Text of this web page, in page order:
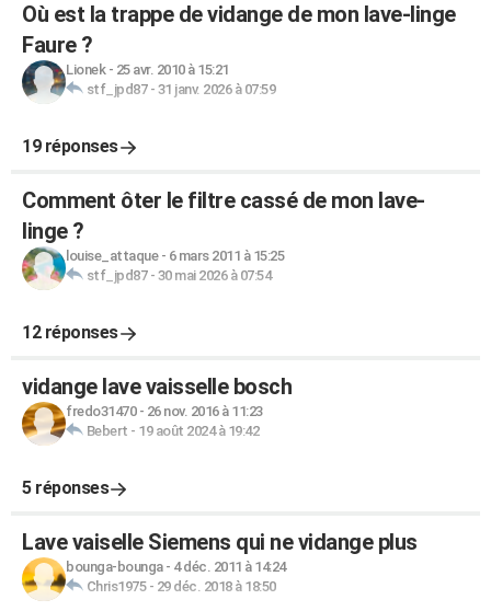
Où est la trappe de vidange de mon lave-linge
Faure ?
Lionek- 25 avr. 2010 à 15:21
stf_jpd87- 31 janv. 2026 à 07:59
19 réponses
Comment ôter le filtre cassé de mon lave-
linge ?
louise_attaque- 6 mars 2011 à 15:25
stf_jpd87- 30 mai 2026 à 07:54
12 réponses
vidange lave vaisselle bosch
fredo31470- 26 nov. 2016 à 11:23
Bebert - 19 août 2024 à 19:42
5 réponses
Lave vaiselle Siemens qui ne vidange plus
bounga-bounga- 4 déc. 2011 à 14:24
Chris1975- 29 déc. 2018 à 18:50